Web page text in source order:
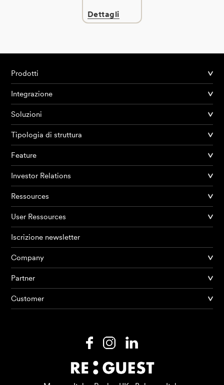
Prodotti
AI Agents
Dettagli
Prodotti
Integrazione
Soluzioni
Tipologia di struttura
Feature
Investor Relations
Ressources
User Ressources
Iscrizione newsletter
Company
Partner
Customer